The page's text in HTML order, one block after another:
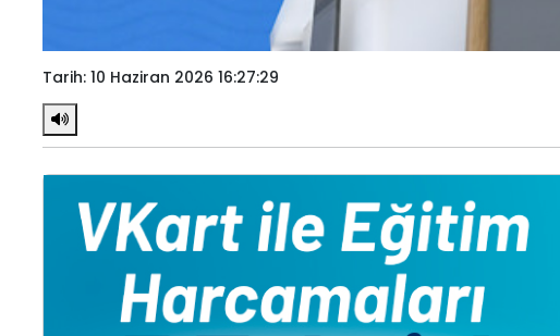
Tarih: 10 Haziran 2026 16:27:29